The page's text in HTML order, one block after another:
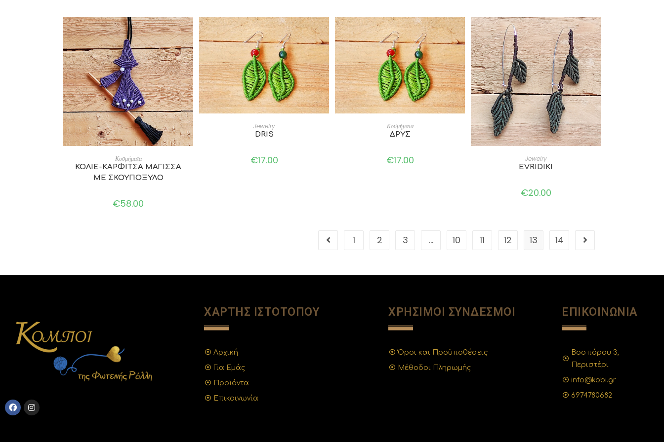
ADD TO CART
Κοσμήματα
ΚΟΛΙΕ-ΚΑΡΦΙΤΣΑ ΜΑΓΙΣΣΑ
ΜΕ ΣΚΟΥΠΟΞΥΛΟ
€58.00
ADD TO CART
Jewelry
DRIS
€17.00
ADD TO CART
Κοσμήματα
ΔΡΥΣ
€17.00 ADD TO CART
Jewelry
EVRIDIKI
€20.00
1 2 3 … 10 11 12 13 14
ΧΑΡΤΗΣ ΙΣΤΟΤΟΠΟΥ
Αρχική
Για Εμάς
Προϊόντα
Επικοινωνία
ΧΡΗΣΙΜΟΙ ΣΥΝΔΕΣΜΟΙ
Όροι και Προϋποθέσεις
Μέθοδοι Πληρωμής
ΕΠΙΚΟΙΝΩΝΙΑ
Βοσπόρου 3,
Περιστέρι
info@kobi.gr
6974780682